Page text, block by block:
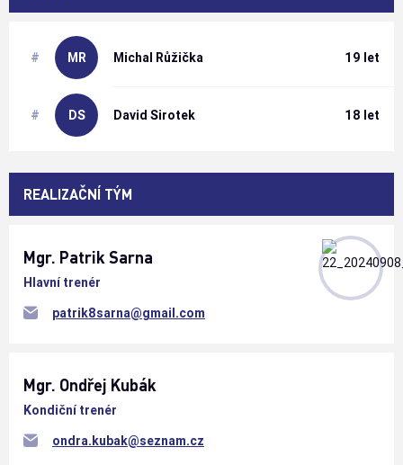
REALIZAČNÍ TÝM
Mgr. Patrik Sarna
Hlavní trenér
patrik8sarna@gmail.com
Mgr. Ondřej Kubák
Kondiční trenér
ondra.kubak@seznam.cz
# MR Michal Růžička 19 let
# DS David Sirotek 18 let